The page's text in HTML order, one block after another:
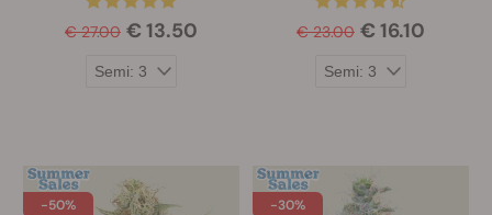
€ 27.00 € 13.50 € 23.00 € 16.10
-50% -30%